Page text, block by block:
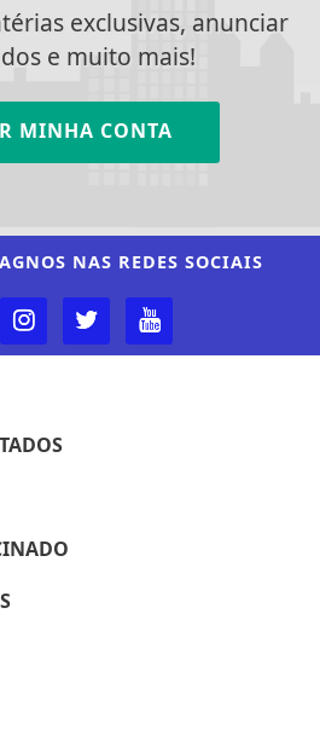
exclusivas, anunciar
e muito mais!
MINHA CONTA
NAS REDES SOCIAIS